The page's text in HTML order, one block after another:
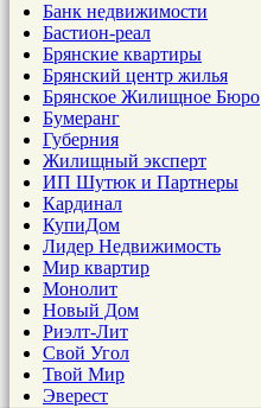
Банк недвижимости
Бастион-реал
Брянские квартиры
Брянский центр жилья
Брянское Жилищное Бюро
Бумеранг
Губерния
Жилищный эксперт
ИП Шутюк и Партнеры
Кардинал
КупиДом
Лидер Недвижимость
Мир квартир
Монолит
Новый Дом
Риэлт-Лит
Свой Угол
Твой Мир
Эверест